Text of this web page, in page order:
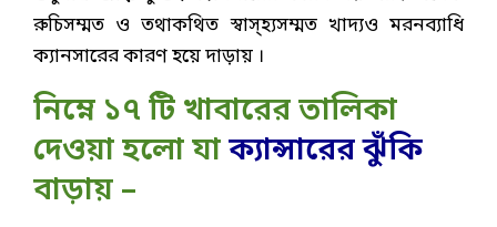
রুচিসম্মত ও তথাকথিত স্বাস্হ্যসম্মত খাদ্যও মরনব্যাধি
ক্যানসারের কারণ হয়ে দাড়ায় ।
নিম্নে ১৭ টি খাবারের তালিকা
দেওয়া হলো যাক্যান্সারের ঝুঁকি
বাড়ায় –